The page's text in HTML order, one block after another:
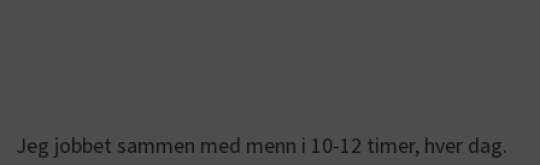
Jeg jobbet sammen med menn i 10-12 timer, hver dag.